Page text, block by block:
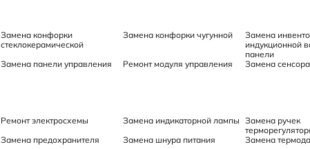
Замена конфорки
стеклокерамической
Замена конфорки чугунной
Замена
индукционной
панели
Замена панели управления Ремонт модуля управления Замена сенсора
Ремонт электросхемы Замена индикаторной лампы Замена ручек
Замена предохранителя Замена шнура питания Замена